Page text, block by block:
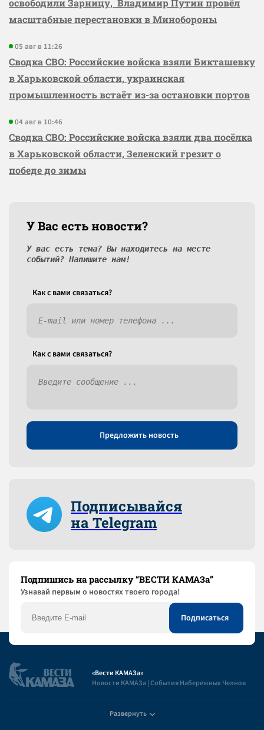
освободили Зарницу, Владимир Путин провёл
масштабные перестановки в Минобороны
05 авг в 11:26
Сводка СВО: Российские войска взяли Бикташевку
в Харьковской области, украинская
промышленность встаёт из-за остановки портов
04 авг в 10:46
Сводка СВО: Российские войска взяли два посёлка
в Харьковской области, Зеленский грезит о
победе до зимы
У Вас есть новости?
У вас есть тема? Вы находитесь на месте
событий? Напишите нам!
Как c вами связаться?
Как c вами связаться?
Предложить новость
Подписывайся
на Telegram
Подпишись на рассылку “ВЕСТИ КАМАЗа”
Узнaвай первым о новостях твоего города!
«Вести КАМАЗа»
Новости КАМАЗа | События Набережных Челнов
Развернуть